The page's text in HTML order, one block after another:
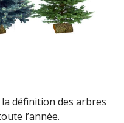
la définition des arbres
l’année.